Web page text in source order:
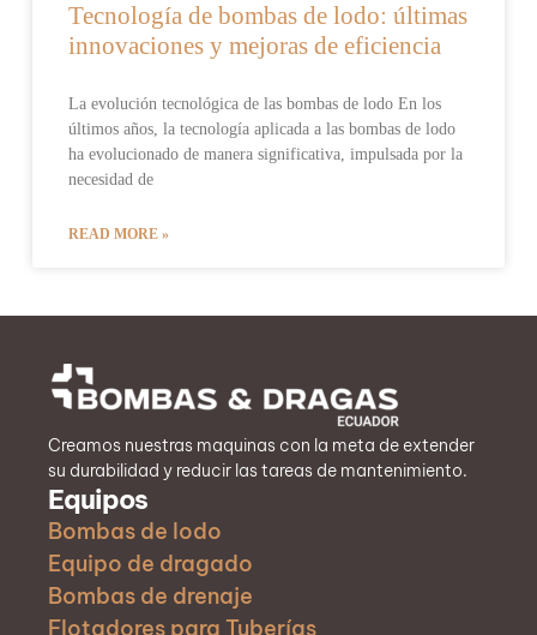
Tecnología de bombas de lodo: últimas
innovaciones y mejoras de eficiencia
La evolución tecnológica de las bombas de lodo En los
últimos años, la tecnología aplicada a las bombas de lodo
ha evolucionado de manera significativa, impulsada por la
necesidad de
READ MORE »
Creamos nuestras maquinas con la meta de extender
su durabilidad y reducir las tareas de mantenimiento.
Equipos
Bombas de lodo
Equipo de dragado
Bombas de drenaje
Flotadores para Tuberías